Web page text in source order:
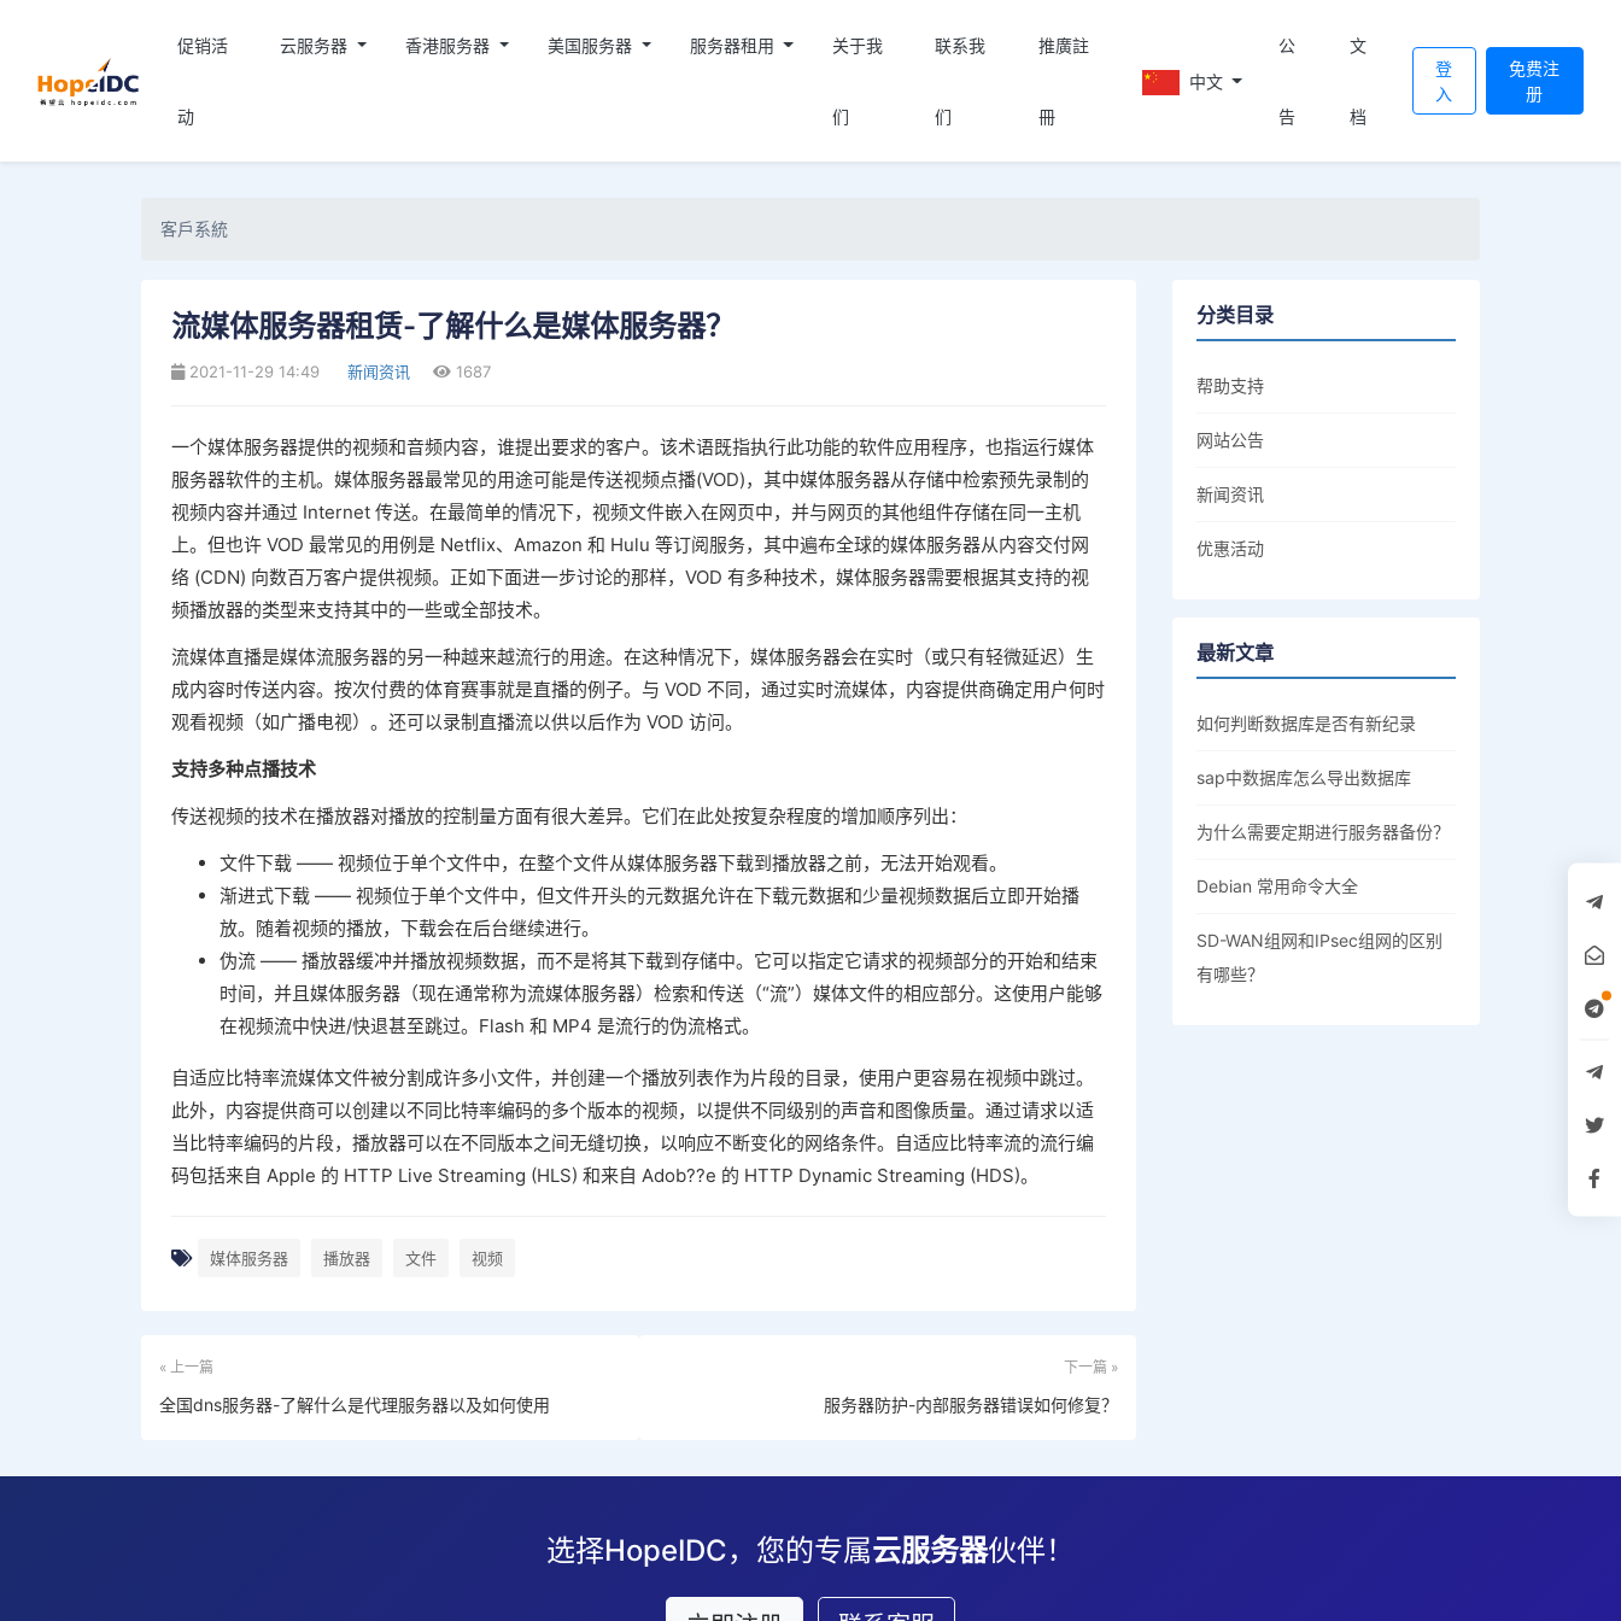
促销活
动
云服务器 香港服务器 美国服务器 服务器租用 关于我
们
联系我
们
推廣註
冊
中文
公
告
文
档
登
入
免费注
册
客戶系統
流媒体服务器租赁-了解什么是媒体服务器？
2021-11-29 14:49 新闻资讯 1687
一个媒体服务器提供的视频和音频内容，谁提出要求的客户。该术语既指执行此功能的软件应用程序，也指运行媒体
服务器软件的主机。媒体服务器最常见的用途可能是传送视频点播(VOD)，其中媒体服务器从存储中检索预先录制的
视频内容并通过 Internet 传送。在最简单的情况下，视频文件嵌入在网页中，并与网页的其他组件存储在同一主机
上。但也许 VOD 最常见的用例是 Netflix、Amazon 和 Hulu 等订阅服务，其中遍布全球的媒体服务器从内容交付网
络 (CDN) 向数百万客户提供视频。正如下面进一步讨论的那样，VOD 有多种技术，媒体服务器需要根据其支持的视
频播放器的类型来支持其中的一些或全部技术。
流媒体直播是媒体流服务器的另一种越来越流行的用途。在这种情况下，媒体服务器会在实时（或只有轻微延迟）生
成内容时传送内容。按次付费的体育赛事就是直播的例子。与 VOD 不同，通过实时流媒体，内容提供商确定用户何时
观看视频（如广播电视）。还可以录制直播流以供以后作为 VOD 访问。
支持多种点播技术
传送视频的技术在播放器对播放的控制量方面有很大差异。它们在此处按复杂程度的增加顺序列出：
文件下载 —— 视频位于单个文件中，在整个文件从媒体服务器下载到播放器之前，无法开始观看。
渐进式下载 —— 视频位于单个文件中，但文件开头的元数据允许在下载元数据和少量视频数据后立即开始播
放。随着视频的播放，下载会在后台继续进行。
伪流 —— 播放器缓冲并播放视频数据，而不是将其下载到存储中。它可以指定它请求的视频部分的开始和结束
时间，并且媒体服务器（现在通常称为流媒体服务器）检索和传送（“流”）媒体文件的相应部分。这使用户能够
在视频流中快进/快退甚至跳过。Flash 和 MP4 是流行的伪流格式。
自适应比特率流媒体文件被分割成许多小文件，并创建一个播放列表作为片段的目录，使用户更容易在视频中跳过。
此外，内容提供商可以创建以不同比特率编码的多个版本的视频，以提供不同级别的声音和图像质量。通过请求以适
当比特率编码的片段，播放器可以在不同版本之间无缝切换，以响应不断变化的网络条件。自适应比特率流的流行编
码包括来自 Apple 的 HTTP Live Streaming (HLS) 和来自 Adob??e 的 HTTP Dynamic Streaming (HDS)。
媒体服务器 播放器 文件 视频
« 上一篇
全国dns服务器-了解什么是代理服务器以及如何使用
下一篇 »
服务器防护-内部服务器错误如何修复？
分类目录
帮助支持
网站公告
新闻资讯
优惠活动
最新文章
如何判断数据库是否有新纪录
sap中数据库怎么导出数据库
为什么需要定期进行服务器备份？
Debian 常用命令大全
SD-WAN组网和IPsec组网的区别
有哪些？
选择HopeIDC，您的专属云服务器伙伴！